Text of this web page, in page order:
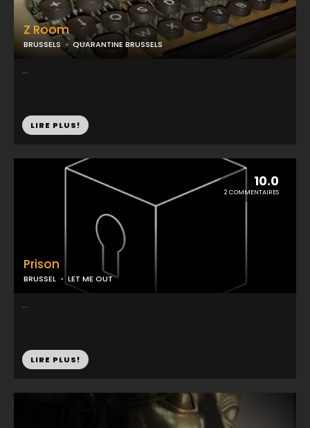
Z Room
BRUSSELS QUARANTINE BRUSSELS
...
LIRE PLUS!
10.0
2 COMMENTAIRES
Prison
BRUSSEL LET ME OUT
...
LIRE PLUS!